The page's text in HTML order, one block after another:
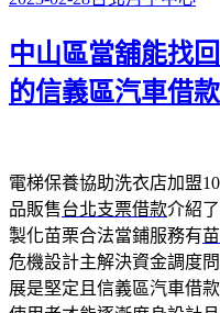
日
期:
中山區當舖能找
的信義區汽車借款
電梯保養協助洗衣店加盟
品販售台北支票借款介紹
製化苗栗合法當鋪服務有
危機設計主解決資金調度
展是堅定且信義區汽車借